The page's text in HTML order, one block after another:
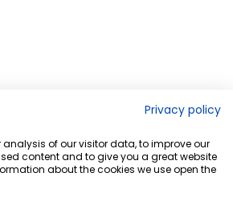
Privacy policy
of our visitor data, to improve our
content and to give you a great website
about the cookies we use open the